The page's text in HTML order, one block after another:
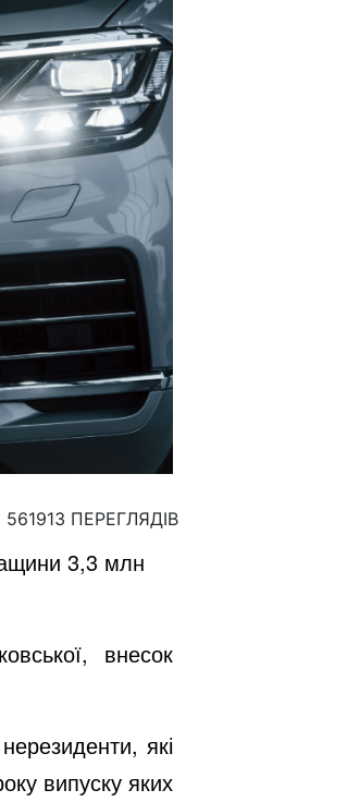
561913 ПЕРЕГЛЯДІВ
3,3 млн
внесок
які
випуску яких